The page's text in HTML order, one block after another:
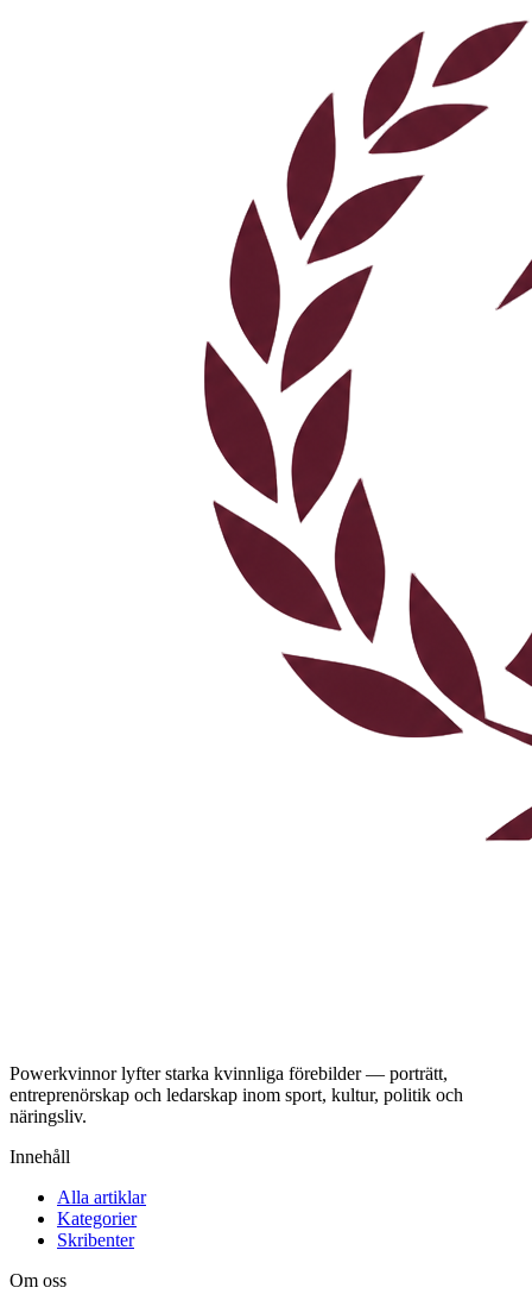
Powerkvinnor lyfter starka kvinnliga förebilder — porträtt,
entreprenörskap och ledarskap inom sport, kultur, politik och
näringsliv.
Innehåll
Alla artiklar
Kategorier
Skribenter
Om oss